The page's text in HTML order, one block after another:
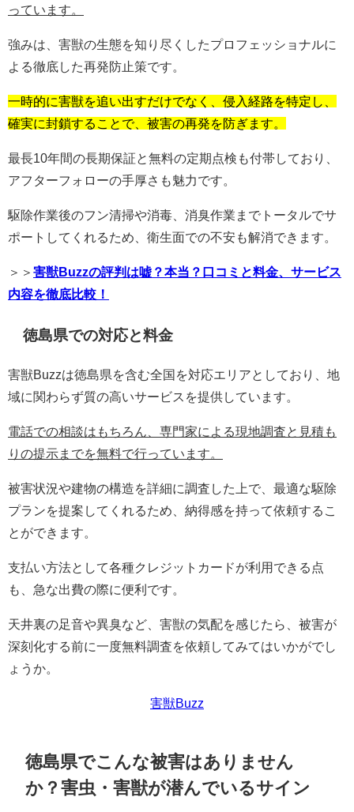
っています。
強みは、害獣の生態を知り尽くしたプロフェッショナルに
よる徹底した再発防止策です。
一時的に害獣を追い出すだけでなく、侵入経路を特定し、
確実に封鎖することで、被害の再発を防ぎます。
最長10年間の長期保証と無料の定期点検も付帯しており、
アフターフォローの手厚さも魅力です。
駆除作業後のフン清掃や消毒、消臭作業までトータルでサ
ポートしてくれるため、衛生面での不安も解消できます。
＞＞ 害獣Buzzの評判は嘘？本当？口コミと料金、サービス
内容を徹底比較！
徳島県での対応と料金
害獣Buzzは徳島県を含む全国を対応エリアとしており、地
域に関わらず質の高いサービスを提供しています。
電話での相談はもちろん、専門家による現地調査と見積も
りの提示までを無料で行っています。
被害状況や建物の構造を詳細に調査した上で、最適な駆除
プランを提案してくれるため、納得感を持って依頼するこ
とができます。
支払い方法として各種クレジットカードが利用できる点
も、急な出費の際に便利です。
天井裏の足音や異臭など、害獣の気配を感じたら、被害が
深刻化する前に一度無料調査を依頼してみてはいかがでし
ょうか。
害獣Buzz
徳島県でこんな被害はありません
か？害虫・害獣が潜んでいるサイン